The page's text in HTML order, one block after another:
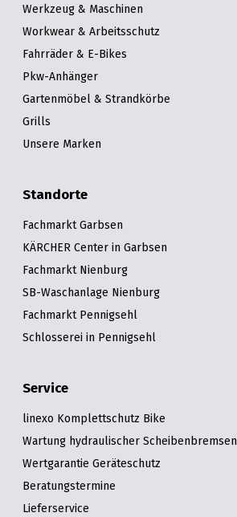
Werkzeug & Maschinen
Workwear & Arbeitsschutz
Fahrräder & E-Bikes
Pkw-Anhänger
Gartenmöbel & Strandkörbe
Grills
Unsere Marken
Standorte
Fachmarkt Garbsen
KÄRCHER Center in Garbsen
Fachmarkt Nienburg
SB-Waschanlage Nienburg
Fachmarkt Pennigsehl
Schlosserei in Pennigsehl
Service
linexo Komplettschutz Bike
Wartung hydraulischer Scheibenbremsen
Wertgarantie Geräteschutz
Beratungstermine
Lieferservice